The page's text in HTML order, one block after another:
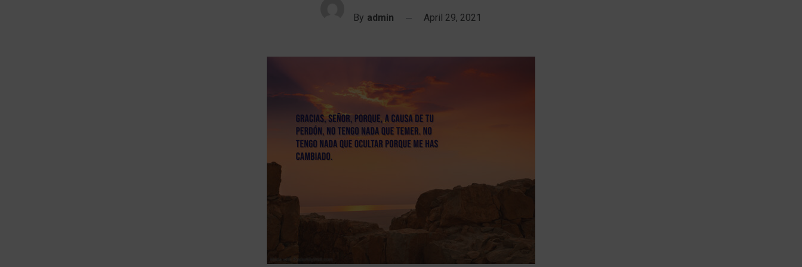
By admin April 29, 2021